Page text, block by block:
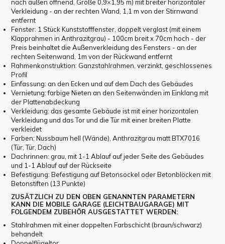
nach außen öffnend, Größe 0,9×1,95 m) mit breiter horizontaler
Verkleidung - an der rechten Wand, 1,1 m von der Stirnwand
entfernt
Fenster: 1 Stück Kunststofffenster, doppelt verglast (mit einem
Klapprahmen in Anthrazitgrau) - 100cm breit x 70cm hoch - der
Preis beinhaltet die Außenverkleidung des Fensters - an der
rechten Seitenwand, 1m von der Rückwand entfernt
Rahmenkonstruktion: Ganzstahlrahmen, verzinkt, geschlossenes
Profil
Einfassung: an den Ecken und auf dem Dach des Gebäudes
Vernietung: farbige Nieten an den Seitenwänden im Einklang mit
der Plattenabdeckung
Verkleidung: das gesamte Gebäude ist mit einer horizontalen
Verkleidung und das Tor und die Tür mit einer breiten Platte
verkleidet
Farben: Nussbaum hell (Wände), Anthrazitgrau matt BTX7016
(Tür, Tür, Dach)
Dachrinnen: grau, mit 1-1 Ablauf auf jeder Seite des Gebäudes
und 1-1 Ablauf auf der Rückseite
Befestigung: Befestigung auf Betonsockel oder Betonblöcken mit
Betonstiften (13 Punkte)
ZUSÄTZLICH ZU DEN OBEN GENANNTEN PARAMETERN
KANN DIE MOBILE GARAGE (LEICHTBAUGARAGE) MIT
FOLGENDEM ZUBEHÖR AUSGESTATTET WERDEN:
Stahlrahmen mit einer doppelten Farbschicht (braun/schwarz)
behandelt